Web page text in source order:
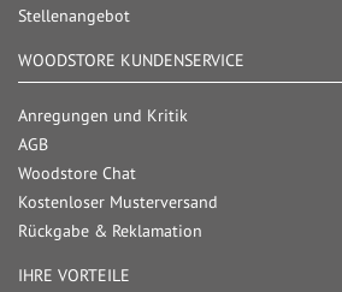
Stellenangebot
WOODSTORE KUNDENSERVICE
Anregungen und Kritik
AGB
Woodstore Chat
Kostenloser Musterversand
Rückgabe & Reklamation
IHRE VORTEILE